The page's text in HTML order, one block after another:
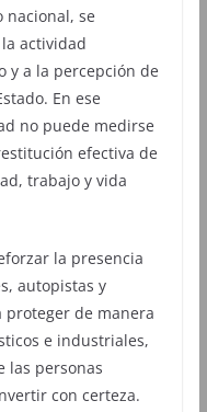
nacional, se
actividad
y a la percepción de
En ese
no puede medirse
efectiva de
trabajo y vida
la presencia
autopistas y
proteger de manera
e industriales,
las personas
con certeza.